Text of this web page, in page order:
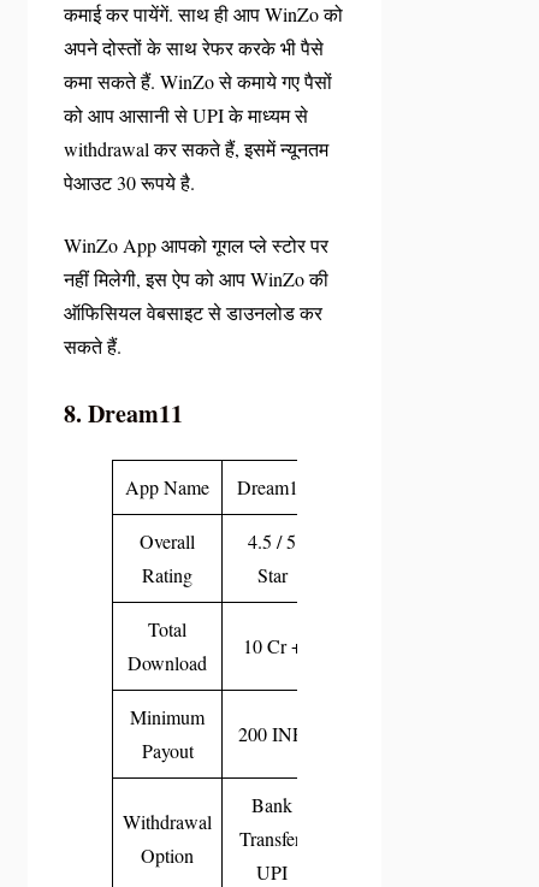
कमाई कर पायेंगें. साथ ही आप WinZo को
अपने दोस्तों के साथ रेफर करके भी पैसे
कमा सकते हैं. WinZo से कमाये गए पैसों
को आप आसानी से UPI के माध्यम से
withdrawal कर सकते हैं, इसमें न्यूनतम
पेआउट 30 रूपये है.
WinZo App आपको गूगल प्ले स्टोर पर
नहीं मिलेगी, इस ऐप को आप WinZo की
ऑफिसियल वेबसाइट से डाउनलोड कर
सकते हैं.
8. Dream11
App Name Dream11
Overall
Rating
4.5 / 5
Star
Total
Download
10 Cr +
Minimum
Payout
200 INR
Withdrawal
Option
Bank
Transfer,
UPI